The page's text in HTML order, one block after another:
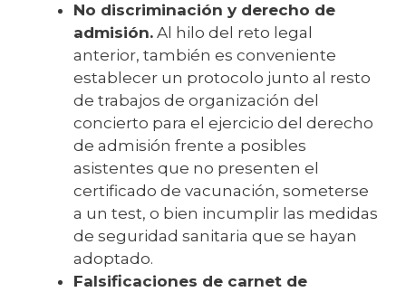
No discriminación y derecho de
admisión. Al hilo del reto legal
anterior, también es conveniente
establecer un protocolo junto al resto
de trabajos de organización del
concierto para el ejercicio del derecho
de admisión frente a posibles
asistentes que no presenten el
certificado de vacunación, someterse
a un test, o bien incumplir las medidas
de seguridad sanitaria que se hayan
adoptado.
Falsificaciones de carnet de